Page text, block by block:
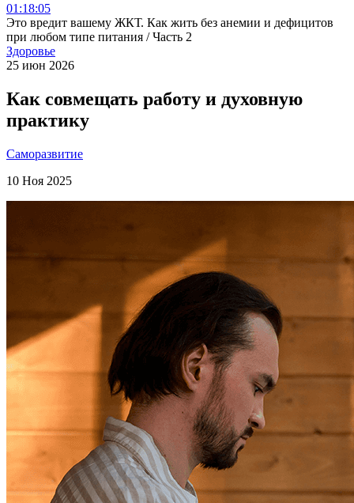
01:18:05
Это вредит вашему ЖКТ. Как жить без анемии и дефицитов
при любом типе питания / Часть 2
Здоровье
25 июн 2026
Как совмещать работу и духовную
практику
Саморазвитие
10 Ноя 2025